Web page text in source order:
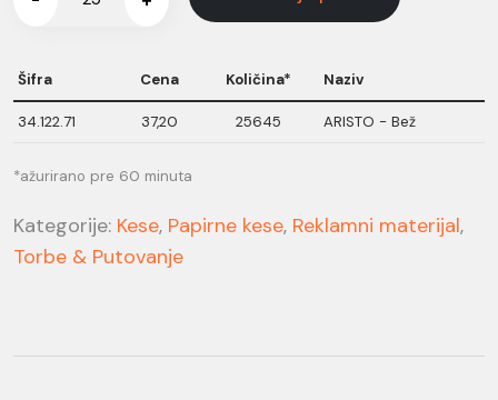
Šifra Cena Količina* Naziv
34.122.71 37,20 25645 ARISTO - Bež
*ažurirano pre 60 minuta
Kategorije: Kese, Papirne kese, Reklamni materijal,
Torbe & Putovanje